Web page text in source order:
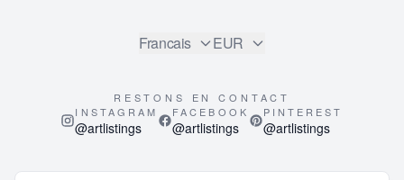
Francais EUR
RESTONS EN CONTACT
INSTAGRAM
@artlistings
FACEBOOK
@artlistings
PINTEREST
@artlistings
© 2026ArtListings™. All Rights Reserved.